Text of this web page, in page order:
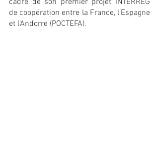
cadre de son premier projet INTERREG
de coopération entre la France, l’Espagne
et l’Andorre (POCTEFA).